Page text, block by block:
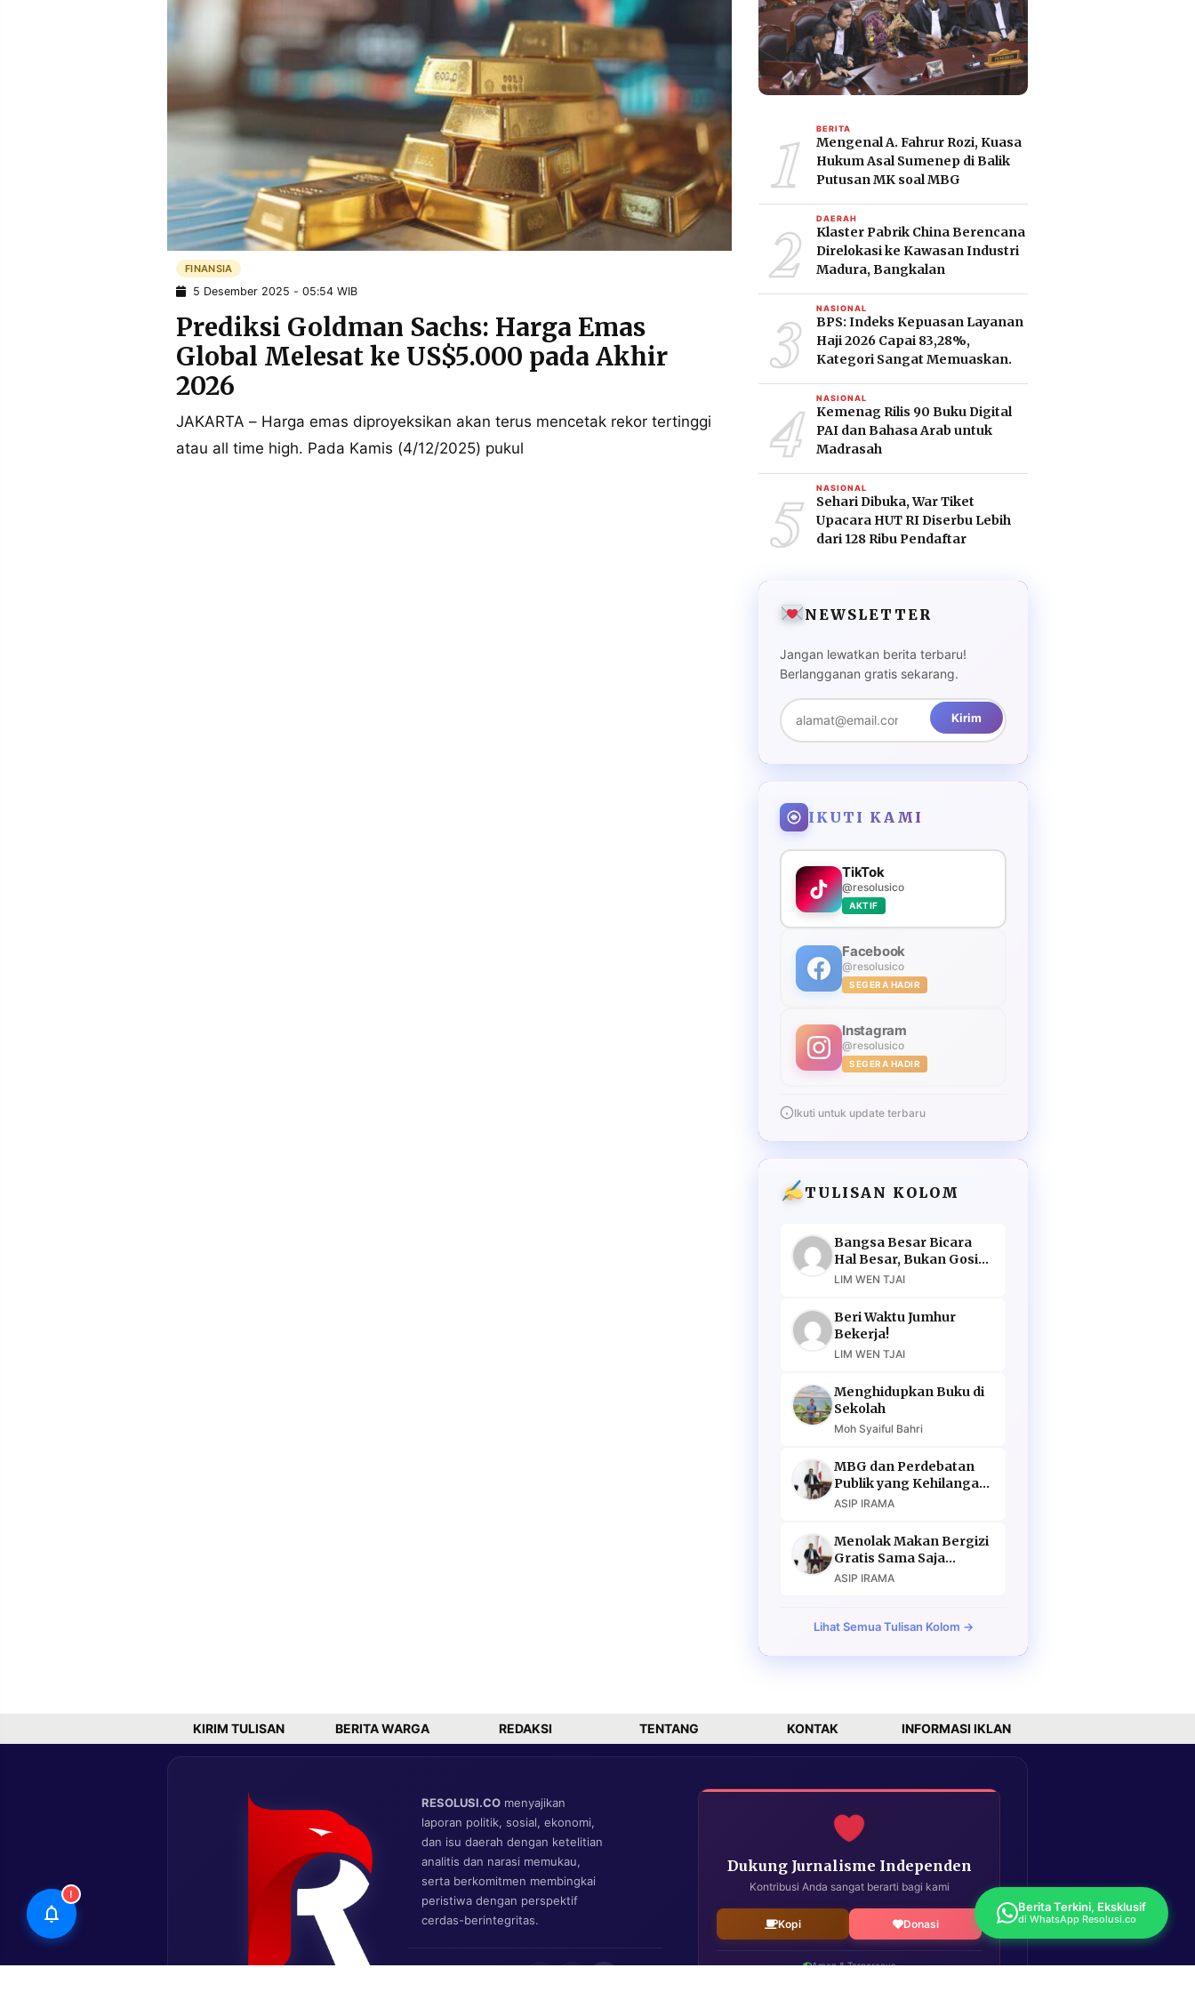
TULISAN
SERVICE
FINANSIA
5 Desember 2025 - 05:54 WIB
Prediksi Goldman Sachs: Harga Emas
Global Melesat ke US$5.000 pada Akhir
2026
JAKARTA – Harga emas diproyeksikan akan terus mencetak rekor tertinggi
atau all time high. Pada Kamis (4/12/2025) pukul
1 BERITA
Mengenal A. Fahrur Rozi, Kuasa
Hukum Asal Sumenep di Balik
Putusan MK soal MBG
2 DAERAH
Klaster Pabrik China Berencana
Direlokasi ke Kawasan Industri
Madura, Bangkalan
3 NASIONAL
BPS: Indeks Kepuasan Layanan
Haji 2026 Capai 83,28%,
Kategori Sangat Memuaskan.
4 NASIONAL
Kemenag Rilis 90 Buku Digital
PAI dan Bahasa Arab untuk
Madrasah
5 NASIONAL
Sehari Dibuka, War Tiket
Upacara HUT RI Diserbu Lebih
dari 128 Ribu Pendaftar
NEWSLETTER
Jangan lewatkan berita terbaru!
Berlangganan gratis sekarang.
Kirim
IKUTI KAMI
TikTok
@resolusico
AKTIF
Facebook
@resolusico
SEGERA HADIR
Instagram
@resolusico
SEGERA HADIR
Ikuti untuk update terbaru
TULISAN KOLOM
Bangsa Besar Bicara
Hal Besar, Bukan Gosip
Murahan
LIM WEN TJAI
Beri Waktu Jumhur
Bekerja!
LIM WEN TJAI
Menghidupkan Buku di
Sekolah
Moh Syaiful Bahri
MBG dan Perdebatan
Publik yang Kehilangan
Argumen
ASIP IRAMA
Menolak Makan Bergizi
Gratis Sama Saja
Menolak Masa Depan
ASIP IRAMA
Lihat Semua Tulisan Kolom →
KIRIM TULISAN BERITA WARGA REDAKSI TENTANG KONTAK INFORMASI IKLAN
RESOLUSI.CO menyajikan
laporan politik, sosial, ekonomi,
dan isu daerah dengan ketelitian
analitis dan narasi memukau,
serta berkomitmen membingkai
peristiwa dengan perspektif
cerdas-berintegritas.
Dukung Jurnalisme Independen
Kontribusi Anda sangat berarti bagi kami
Kopi Donasi
Aman & Terpercaya
!
Berita Terkini, Eksklusif
di WhatsApp Resolusi.co